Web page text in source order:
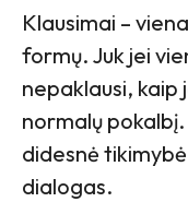
Klausimai –
formų. Juk jei
nepaklausi, kaip
normalų
didesnė
dialogas.